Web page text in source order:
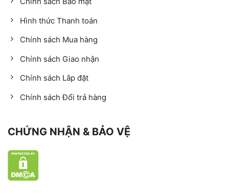
Hình thức Thanh toán
Chính sách Mua hàng
Chính sách Giao nhận
Chính sách Lắp đặt
Chính sách Đổi trả hàng
CHỨNG NHẬN & BẢO VỆ